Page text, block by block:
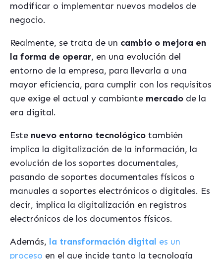
modificar o implementar nuevos modelos de
negocio.
Realmente, se trata de un cambio o mejora en
la forma de operar, en una evolución del
entorno de la empresa, para llevarla a una
mayor eficiencia, para cumplir con los requisitos
que exige el actual y cambiante mercado de la
era digital.
Este nuevo entorno tecnológico también
implica la digitalización de la información, la
evolución de los soportes documentales,
pasando de soportes documentales físicos o
manuales a soportes electrónicos o digitales. Es
decir, implica la digitalización en registros
electrónicos de los documentos físicos.
Además, la transformación digital es un
proceso en el que incide tanto la tecnología